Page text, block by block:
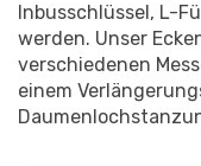
Inbusschlüssel, L-
werden. Unser
verschiedenen
einem